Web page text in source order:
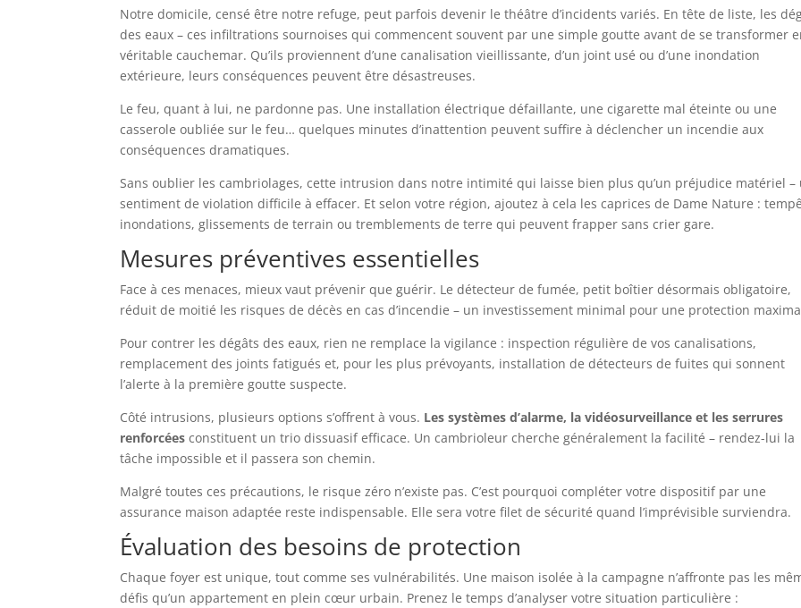
Notre domicile, censé être notre refuge, peut parfois devenir le théâtre d’incidents variés. En tête de liste, les
des eaux – ces infiltrations sournoises qui commencent souvent par une simple goutte avant de se transformer
véritable cauchemar. Qu’ils proviennent d’une canalisation vieillissante, d’un joint usé ou d’une inondation
extérieure, leurs conséquences peuvent être désastreuses.
Le feu, quant à lui, ne pardonne pas. Une installation électrique défaillante, une cigarette mal éteinte ou une
casserole oubliée sur le feu… quelques minutes d’inattention peuvent suffire à déclencher un incendie aux
conséquences dramatiques.
Sans oublier les cambriolages, cette intrusion dans notre intimité qui laisse bien plus qu’un préjudice matériel –
sentiment de violation difficile à effacer. Et selon votre région, ajoutez à cela les caprices de Dame Nature :
inondations, glissements de terrain ou tremblements de terre qui peuvent frapper sans crier gare.
Mesures préventives essentielles
Face à ces menaces, mieux vaut prévenir que guérir. Le détecteur de fumée, petit boîtier désormais obligatoire,
réduit de moitié les risques de décès en cas d’incendie – un investissement minimal pour une protection
Pour contrer les dégâts des eaux, rien ne remplace la vigilance : inspection régulière de vos canalisations,
remplacement des joints fatigués et, pour les plus prévoyants, installation de détecteurs de fuites qui sonnent
l’alerte à la première goutte suspecte.
Côté intrusions, plusieurs options s’offrent à vous. Les systèmes d’alarme, la vidéosurveillance et les serrures
renforcées constituent un trio dissuasif efficace. Un cambrioleur cherche généralement la facilité – rendez-lui la
tâche impossible et il passera son chemin.
Malgré toutes ces précautions, le risque zéro n’existe pas. C’est pourquoi compléter votre dispositif par une
assurance maison adaptée reste indispensable. Elle sera votre filet de sécurité quand l’imprévisible surviendra.
Évaluation des besoins de protection
Chaque foyer est unique, tout comme ses vulnérabilités. Une maison isolée à la campagne n’affronte pas les
défis qu’un appartement en plein cœur urbain. Prenez le temps d’analyser votre situation particulière :